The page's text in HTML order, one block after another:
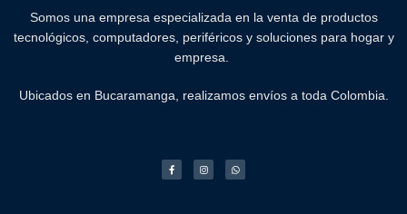
Somos una empresa especializada en la venta de productos
tecnológicos, computadores, periféricos y soluciones para hogar y
empresa.
Ubicados en Bucaramanga, realizamos envíos a toda Colombia.